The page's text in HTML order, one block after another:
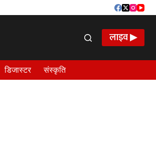
लाइव ▶
डिजास्टर संस्कृति